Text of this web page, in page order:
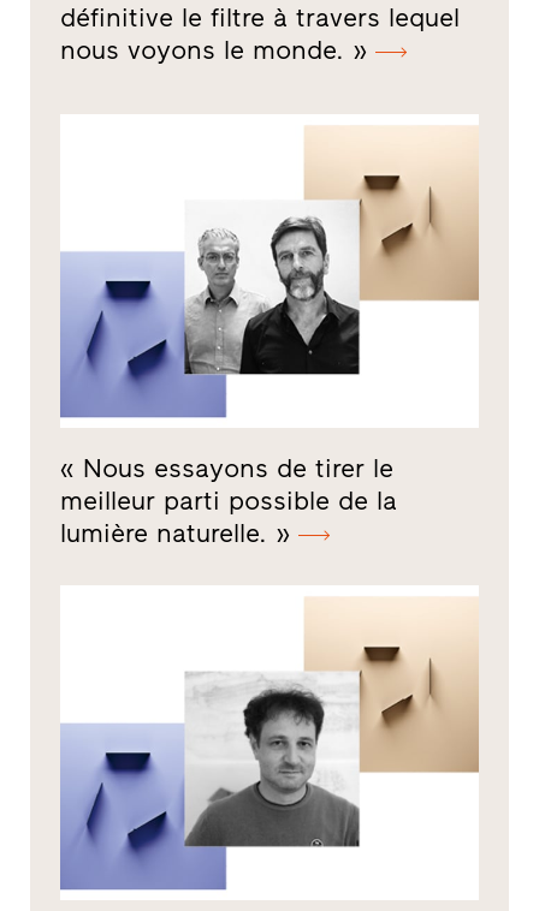
définitive le filtre à travers lequel
nous voyons le monde. »
« Nous essayons de tirer le
meilleur parti possible de la
lumière naturelle. »